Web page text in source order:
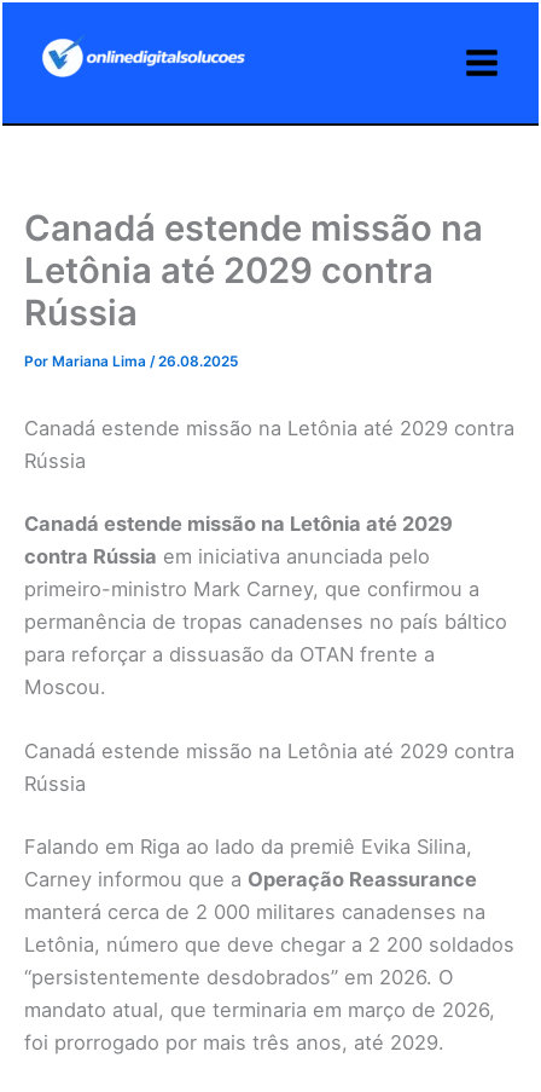
Canadá estende missão na
Letônia até 2029 contra
Rússia
Por Mariana Lima /26.08.2025
Canadá estende missão na Letônia até 2029 contra
Rússia
Canadá estende missão na Letônia até 2029
contra Rússia em iniciativa anunciada pelo
primeiro-ministro Mark Carney, que confirmou a
permanência de tropas canadenses no país báltico
para reforçar a dissuasão da OTAN frente a
Moscou.
Canadá estende missão na Letônia até 2029 contra
Rússia
Falando em Riga ao lado da premiê Evika Silina,
Carney informou que a Operação Reassurance
manterá cerca de 2 000 militares canadenses na
Letônia, número que deve chegar a 2 200 soldados
“persistentemente desdobrados” em 2026. O
mandato atual, que terminaria em março de 2026,
foi prorrogado por mais três anos, até 2029.